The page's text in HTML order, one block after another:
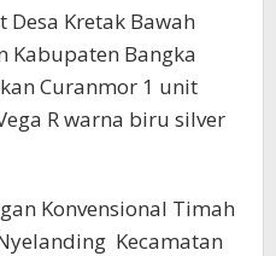
Desa Kretak Bawah
Kabupaten Bangka
Curanmor 1 unit
R warna biru silver
Konvensional Timah
Kecamatan